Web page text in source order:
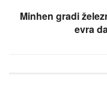
Minhen gradi
evra